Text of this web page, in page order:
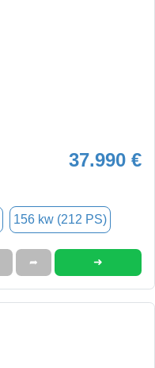
37.990 €
156 kw (212 PS)
➦ ➜